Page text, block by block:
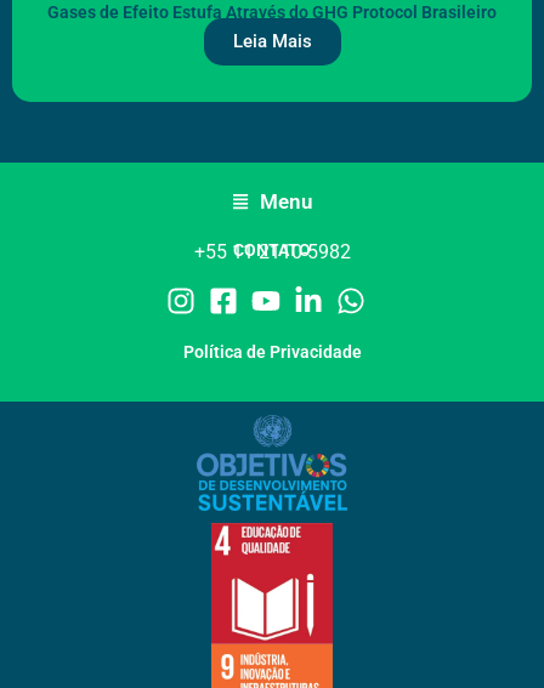
Gases de Efeito Estufa Através do GHG Protocol Brasileiro
Leia Mais
Menu
CONTATO
+55 11 2110-5982
Política de Privacidade